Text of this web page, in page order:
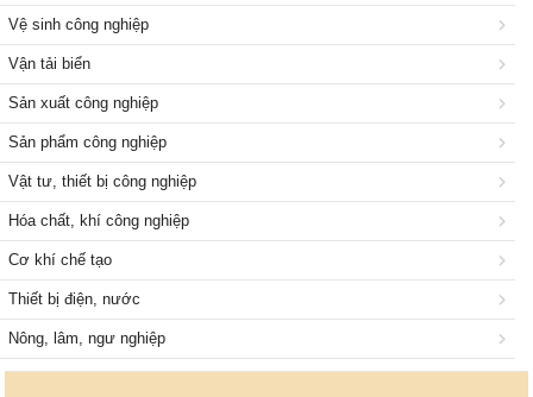
Vệ sinh công nghiệp
Vận tải biển
Sản xuất công nghiệp
Sản phẩm công nghiệp
Vật tư, thiết bị công nghiệp
Hóa chất, khí công nghiệp
Cơ khí chế tạo
Thiết bị điện, nước
Nông, lâm, ngư nghiệp